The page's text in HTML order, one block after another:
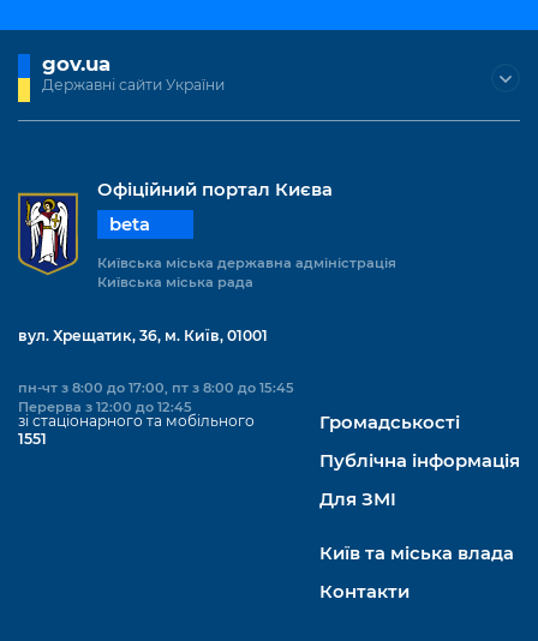
gov.ua
Державні сайти України
Офіційний портал Києва
beta
Київська міська державна адміністрація
Київська міська рада
вул. Хрещатик, 36, м. Київ, 01001
пн-чт з 8:00 до 17:00, пт з 8:00 до 15:45
Перерва з 12:00 до 12:45
зі стаціонарного та мобільного
1551
Громадськості
Публічна інформація
Для ЗМІ
Київ та міська влада
Контакти